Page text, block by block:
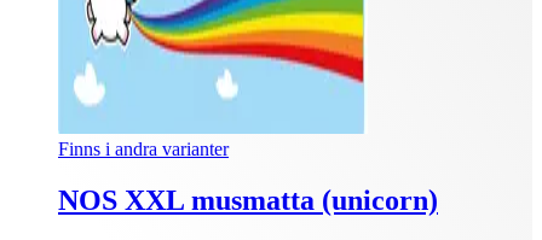
Finns i andra varianter
NOS XXL musmatta (unicorn)